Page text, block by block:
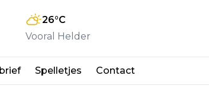
26°C
Vooral Helder
Spelletjes Contact